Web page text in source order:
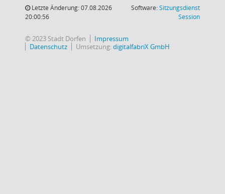
Letzte Änderung: 07.08.2026
20:00:56
Software:Sitzungsdienst
Session(Wird in
© 2023 Stadt Dorfen
Impressum
Datenschutz
Umsetzung:digitalfabriX GmbH